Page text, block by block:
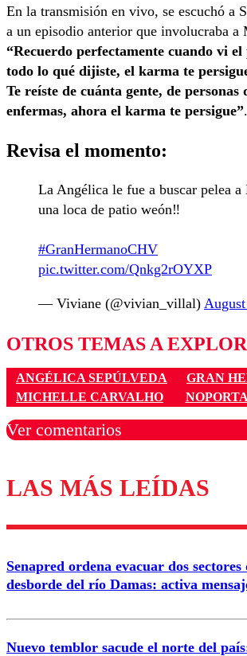
En la transmisión en vivo, se escuchó a
a un episodio anterior que involucraba a
“Recuerdo perfectamente cuando vi
todo lo qué dijiste, el karma te
Te reíste de cuánta gente, de personas
enfermas, ahora el karma te persigue”.
Revisa el momento:
La Angélica le fue a buscar pelea
una loca de patio weón‼️
#GranHermanoCHV
pic.twitter.com/Qnkg2rOYXP
— Viviane (@vivian_villal)
OTROS TEMAS A
ANGÉLICA SEPÚLVEDA
GRAN
MICHELLE CARVALHO
Ver comentarios
Los comentarios son moderados para
diálogo respetuoso.
Correo
LAS MÁS LEÍDAS
Senapred ordena evacuar dos
desborde del río Damas: activa
Nuevo temblor sacude el norte del